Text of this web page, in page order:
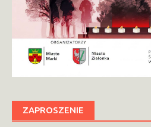
ZAPROSZENIE